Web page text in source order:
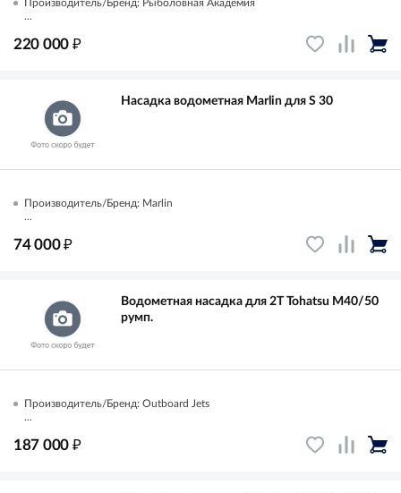
Производитель/Бренд: Рыболовная Академия
...
220 000 ₽
Насадка водометная Marlin для S 30
Производитель/Бренд: Marlin
...
74 000₽
Водометная насадка для 2Т Tohatsu M40/50
румп.
Производитель/Бренд: Outboard Jets
...
187 000 ₽